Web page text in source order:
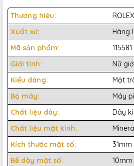
Thương hiệu:
ROLEX
Xuất xứ:
Hàng
Mã sản phẩm:
115581
Giới tính:
Nữ
Kiểu dáng:
Mặt
Bộ máy:
Máy
Chất liệu dây:
Dây
Chất liệu mặt kính:
Kích thước mặt số:
Bề dày mặt số: